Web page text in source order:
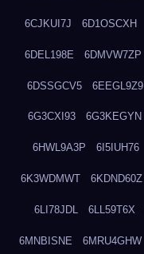
6CJKUI7J 6D1OSCXH
6DEL198E 6DMVW7ZP
6DSSGCV5 6EEGL9Z9
6G3CXI93 6G3KEGYN
6HWL9A3P 6I5IUH76
6K3WDMWT 6KDND60Z
6LI78JDL 6LL59T6X
6MNBISNE 6MRU4GHW